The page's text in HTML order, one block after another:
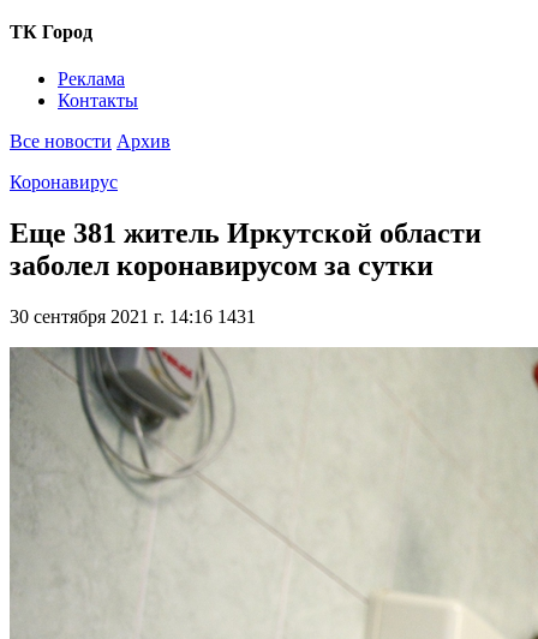
ТК Город
Реклама
Контакты
Все новости Архив
Коронавирус
Еще 381 житель Иркутской области
заболел коронавирусом за сутки
30 сентября 2021 г. 14:16 1431